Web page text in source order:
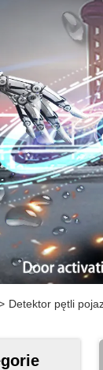
Detektor pętli